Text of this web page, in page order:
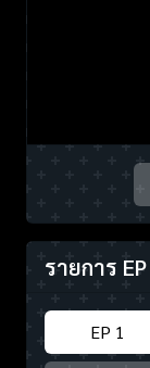
รายการ EP
EP 1